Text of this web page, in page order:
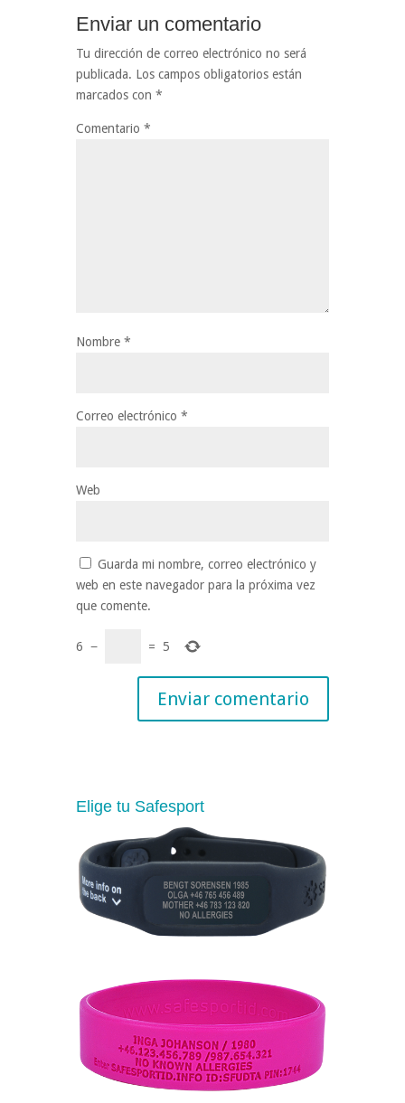
Enviar un comentario
Tu dirección de correo electrónico no será
publicada. Los campos obligatorios están
marcados con *
Comentario *
Nombre *
Correo electrónico *
Web
Guarda mi nombre, correo electrónico y
web en este navegador para la próxima vez
que comente.
6 − = 5
Elige tu Safesport